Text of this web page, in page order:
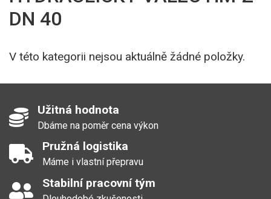
DN 40
V této kategorii nejsou aktuálně žádné položky.
Užitná hodnota
Dbáme na poměr cena výkon
Pružná logistika
Máme i vlastní přepravu
Stabilní pracovní tým